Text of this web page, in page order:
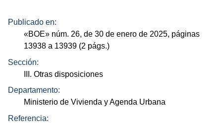
Publicado en:
«BOE» núm. 26, de 30 de enero de 2025, páginas
13938 a 13939 (2 págs.)
Sección:
III. Otras disposiciones
Departamento:
Ministerio de Vivienda y Agenda Urbana
Referencia: